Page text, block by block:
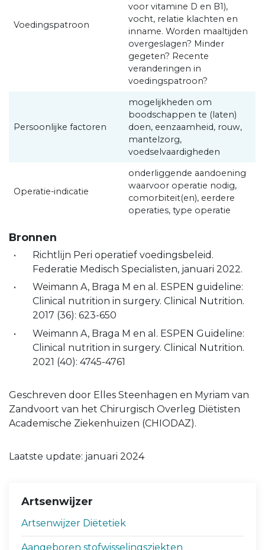
Voedingspatroon
voor vitamine D en B1),
vocht, relatie klachten en
inname. Worden maaltijden
overgeslagen? Minder
gegeten? Recente
veranderingen in
voedingspatroon?
Persoonlijke factoren
mogelijkheden om
boodschappen te (laten)
doen, eenzaamheid, rouw,
mantelzorg,
voedselvaardigheden
Operatie-indicatie
onderliggende aandoening
waarvoor operatie nodig,
comorbiteit(en), eerdere
operaties, type operatie
Bronnen
Richtlijn Peri operatief voedingsbeleid.
Federatie Medisch Specialisten, januari 2022.
Weimann A, Braga M en al. ESPEN guideline:
Clinical nutrition in surgery. Clinical Nutrition.
2017 (36): 623-650
Weimann A, Braga M en al. ESPEN Guideline:
Clinical nutrition in surgery. Clinical Nutrition.
2021 (40): 4745-4761
Geschreven door Elles Steenhagen en Myriam van
Zandvoort van het Chirurgisch Overleg Diëtisten
Academische Ziekenhuizen (CHIODAZ).
Laatste update: januari 2024
Artsenwijzer
Artsenwijzer Diëtetiek
Aangeboren stofwisselingsziekten